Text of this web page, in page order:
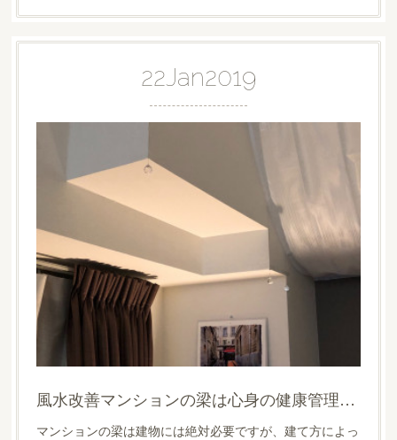
22Jan2019
風水改善マンションの梁は心身の健康管理に影響するんです
マンションの梁は建物には絶対必要ですが、建て方によっ